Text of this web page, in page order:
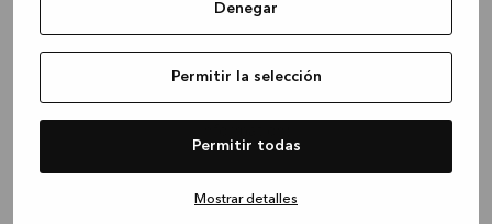
Denegar
Permitir la selección
Permitir todas
Mostrar detalles
Application error: a client-side exception has occurred
loadingwww.kvik.es (see the browser console for more